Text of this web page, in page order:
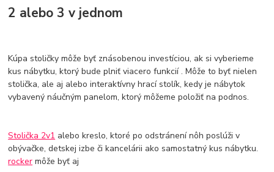
2 alebo 3 v jednom
Kúpa stoličky môže byť znásobenou investíciou, ak si vyberieme
kus nábytku, ktorý bude plniť viacero funkcií . Môže to byť nielen
stolička, ale aj alebo interaktívny hrací stolík, kedy je nábytok
vybavený náučným panelom, ktorý môžeme položiť na podnos.
Stolička 2v1 alebo kreslo, ktoré po odstránení nôh poslúži v
obývačke, detskej izbe či kancelárii ako samostatný kus nábytku.
rocker môže byť aj